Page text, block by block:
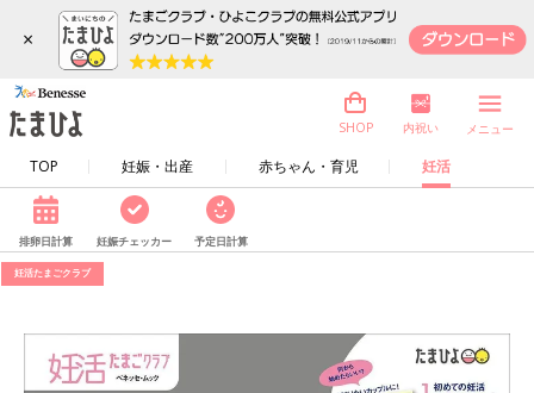
×
TOP 妊娠・出産 赤ちゃん・育児 妊活
SHOP 内祝い メニュー
排卵日計算 妊娠チェッカー 予定日計算
妊活たまごクラブ